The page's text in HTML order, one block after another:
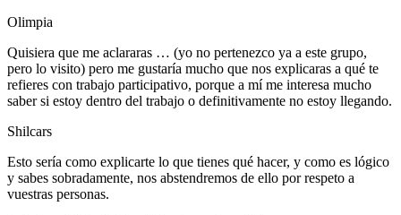
Olimpia
Quisiera que me aclararas … (yo no pertenezco ya a este grupo,
pero lo visito) pero me gustaría mucho que nos explicaras a qué te
refieres con trabajo participativo, porque a mí me interesa mucho
saber si estoy dentro del trabajo o definitivamente no estoy llegando.
Shilcars
Esto sería como explicarte lo que tienes qué hacer, y como es lógico
y sabes sobradamente, nos abstendremos de ello por respeto a
vuestras personas.